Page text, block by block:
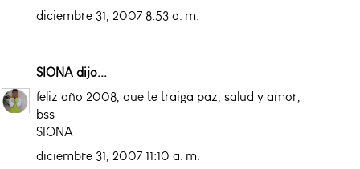
diciembre 31, 2007 8:53 a. m.
SIONA dijo...
feliz año 2008, que te traiga paz, salud y amor,
bss
SIONA
diciembre 31, 2007 11:10 a. m.